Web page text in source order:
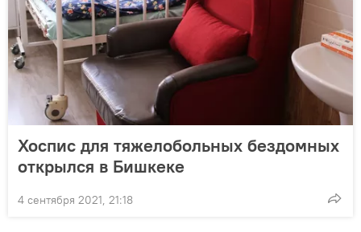
Хоспис для тяжелобольных бездомных
открылся в Бишкеке
4 сентября 2021, 21:18